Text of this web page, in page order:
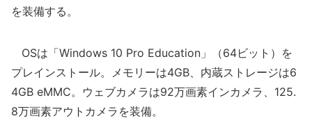
を装備する。
OSは「Windows 10 Pro Education」（64ビット）を
プレインストール。メモリーは4GB、内蔵ストレージは6
4GB eMMC。ウェブカメラは92万画素インカメラ、125.
8万画素アウトカメラを装備。